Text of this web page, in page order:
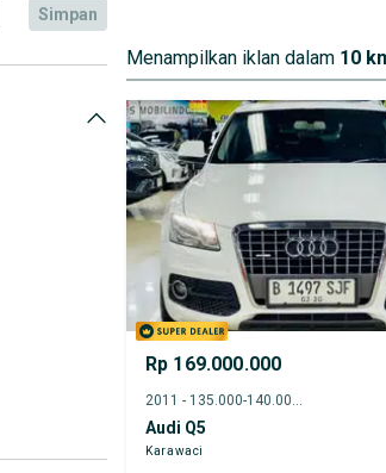
simpan
Menampilkan iklan dalam 10
Rp 169.000.000
Audi Q5
Karawaci